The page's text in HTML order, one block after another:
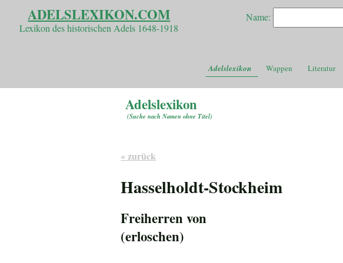
ADELSLEXIKON.COM
Lexikon des historischen Adels 1648-1918
Name:
Adelslexikon Wappen Literatur
Adelslexikon
(Suche nach Namen ohne Titel)
« zurück
Hasselholdt-Stockheim
Freiherren von
(erloschen)